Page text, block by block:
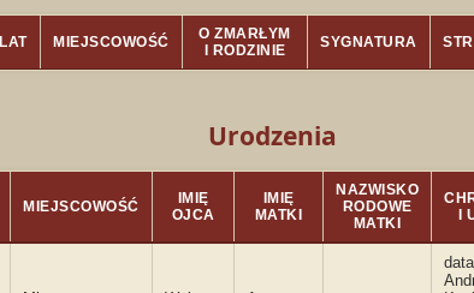
LAT MIEJSCOWOŚĆ
O ZMARŁYM
I RODZINIE
SYGNATURA
Urodzenia
MIEJSCOWOŚĆ
IMIĘ
OJCA
IMIĘ
MATKI
NAZWISKO
RODOWE
MATKI
I